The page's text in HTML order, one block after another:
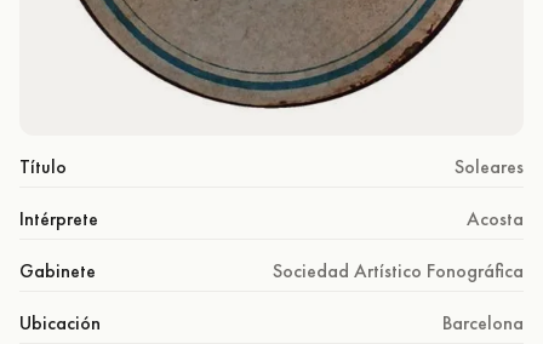
Título Soleares
Intérprete Acosta
Gabinete Sociedad Artístico Fonográfica
Ubicación Barcelona